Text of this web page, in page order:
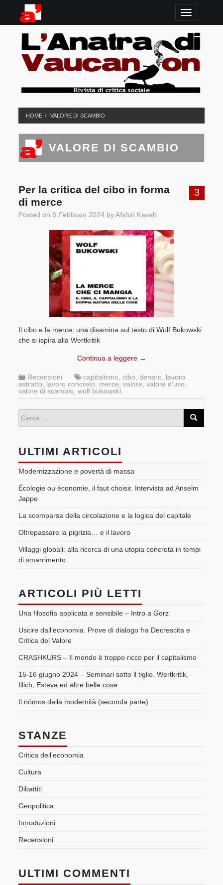
TOGGLE
HOME VALORE DI SCAMBIO
VALORE DI SCAMBIO
3
Per la critica del cibo in forma
di merce
Posted on 5 Febbraio 2024 by Afshin Kaveh
Il cibo e la merce: una disamina sul testo di Wolf Bukowski
che si ispira alla Wertkritik
Continua a leggere →
Recensioni capitalismo ,cibo ,denaro
lavoro
astratto
lavoro concreto merce ,valore ,valore d'uso
valore di scambio ,wolf bukowski
ULTIMI ARTICOLI
Modernizzazione e povertà di massa
Écologie ou économie, il faut choisir. Intervista ad Anselm
Jappe
La scomparsa della circolazione e la logica del capitale
Oltrepassare la pigrizia… e il lavoro
Villaggi globali: alla ricerca di una utopia concreta in tempi
di smarrimento
ARTICOLI PIÙ LETTI
Una filosofia applicata e sensibile – Intro a Gorz
Uscire dall’economia. Prove di dialogo fra Decrescita e
Critica del Valore
CRASHKURS – Il mondo è troppo ricco per il capitalismo
15-16 giugno 2024 – Seminari sotto il tiglio. Wertkritik,
Illich, Esteva ed altre belle cose
Il nómos della modernità (seconda parte)
STANZE
Critica dell'economia
Cultura
Dibattiti
Geopolitica
Introduzioni
Recensioni
ULTIMI COMMENTI